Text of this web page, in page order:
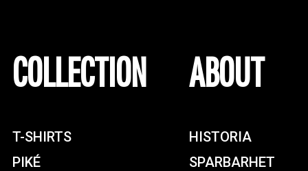
COLLECTION
T-SHIRTS
PIKÉ
ABOUT
HISTORIA
SPARBARHET